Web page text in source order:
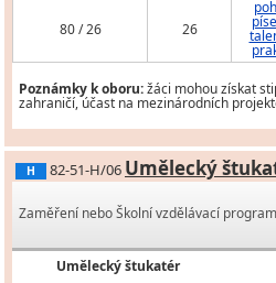
80 / 26 26
Poznámky k oboru:žáci mohou získat
zahraničí, účast na mezinárodních
H 82-51-H/06 Umělecký
Zaměření nebo Školní vzdělávací program
Umělecký štukatér